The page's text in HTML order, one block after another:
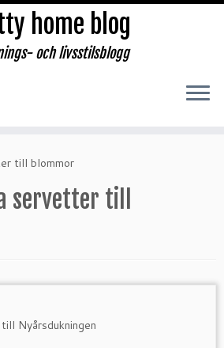
home blog
och livsstilsblogg
till blommor
servetter till